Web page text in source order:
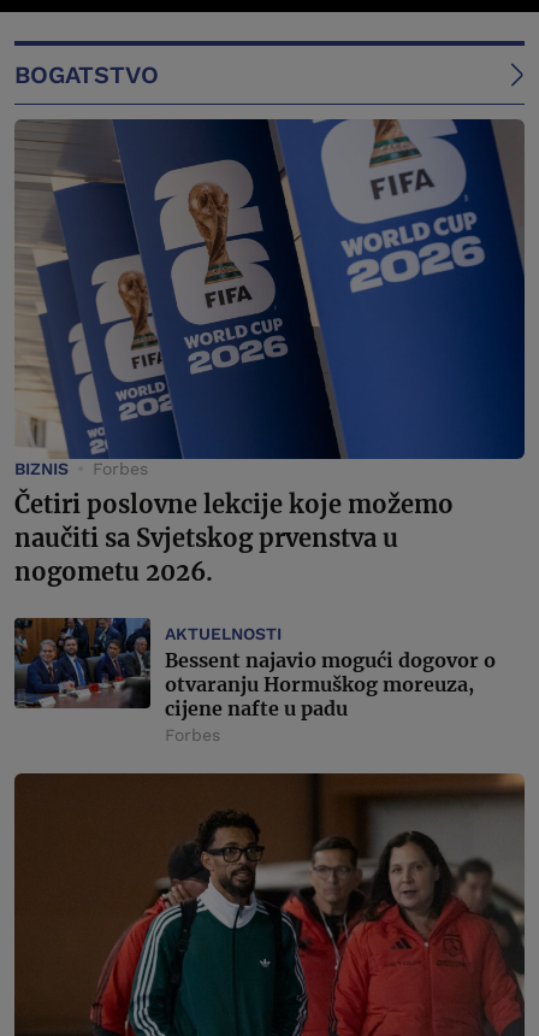
BOGATSTVO
BIZNIS Forbes
Četiri poslovne lekcije koje možemo
naučiti sa Svjetskog prvenstva u
nogometu 2026.
AKTUELNOSTI
Bessent najavio mogući dogovor o
otvaranju Hormuškog moreuza,
cijene nafte u padu
Forbes